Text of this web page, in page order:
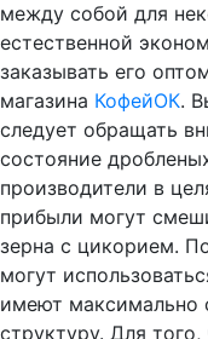
между собой для
естественной
заказывать его
магазина КофейОК.
следует обращать
состояние
производители в
прибыли могут
зерна с цикорием.
могут
имеют максимально
структуру. Для